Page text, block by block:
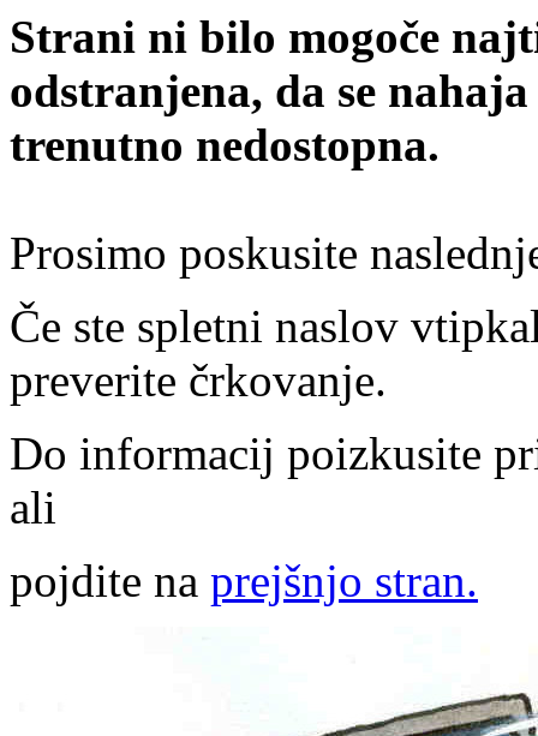
Strani ni bilo mogoče
odstranjena, da se
trenutno nedostopna.
Prosimo poskusite
Če ste spletni naslov
preverite črkovanje.
Do informacij poizkusite
ali
pojdite na prejšnjo stran.